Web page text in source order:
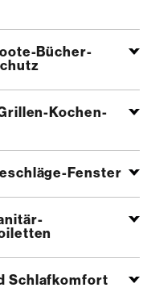
Bücher-
Kochen-
Fenster
Schlafkomfort